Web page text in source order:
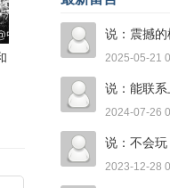
说：震撼
2025-05-21
说：能联
2024-07-26
说：不会玩
2023-12-28